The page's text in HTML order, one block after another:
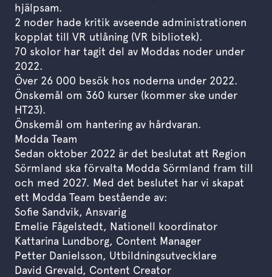
hjälpsam.
2 noder hade kritik avseende administrationen
kopplat till VR utlåning (VR bibliotek).
70 skolor har tagit del av Moddas noder under
2022.
Över 26 000 besök hos noderna under 2022.
Önskemål om 360 kurser (kommer ske under
HT23).
Önskemål om hantering av hårdvaran.
Modda Team
Sedan oktober 2022 är det beslutat att Region
Sörmland ska förvalta Modda Sörmland fram till
och med 2027. Med det beslutet har vi skapat
ett Modda Team bestående av:
Sofie Sandvik, Ansvarig
Emelie Fågelstedt, Nationell koordinator
Kattarina Lundborg, Content Manager
Petter Danielsson, Utbildningsutvecklare
David Grevald, Content Creator